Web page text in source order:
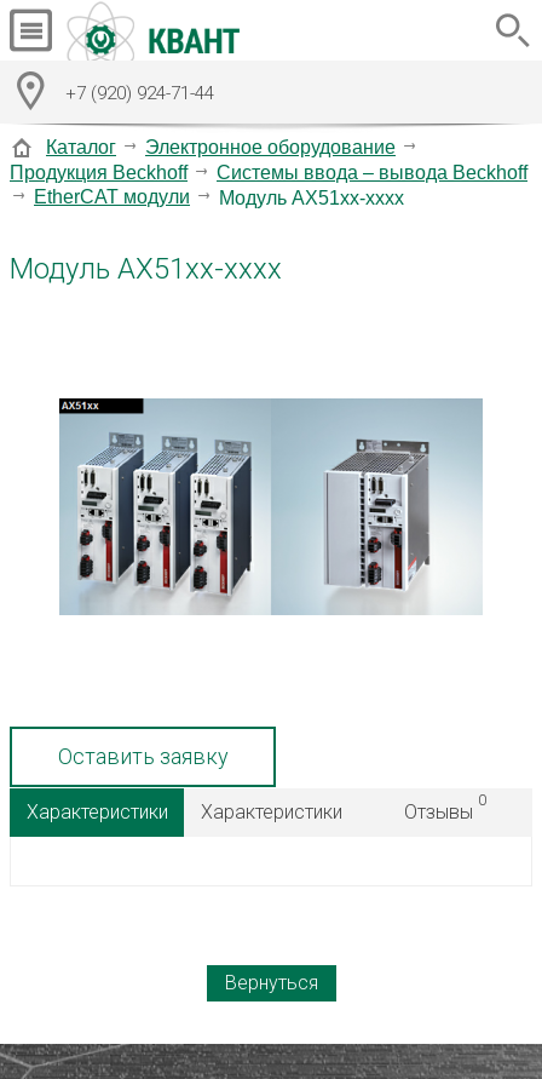
+7 (920) 924-71-44
Каталог
Электронное оборудование
Продукция Beckhoff
Системы ввода – вывода Beckhoff
EtherCAT модули
Модуль AX51xx-xxxx
Модуль AX51xx-xxxx
Оставить заявку
Характеристики Характеристики Отзывы
0
Вернуться